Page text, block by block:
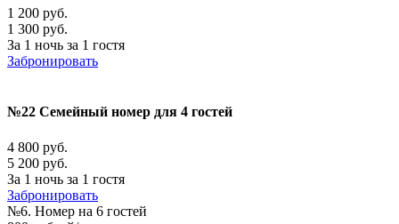
1 200 руб.
1 300 руб.
За 1 ночь за 1 гостя
Забронировать
№22 Семейный номер для 4 гостей
4 800 руб.
5 200 руб.
За 1 ночь за 1 гостя
Забронировать
№6. Номер на 6 гостей